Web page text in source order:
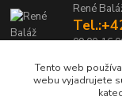
René
09:00-
Tento web
webu vyjadrujete